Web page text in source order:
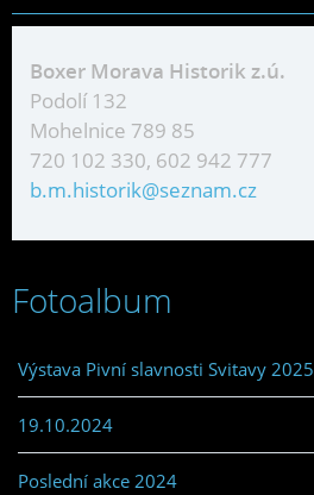
Boxer Morava Historik z.ú.
Podolí 132
Mohelnice 789 85
720 102 330, 602 942 777
b.m.historik@seznam.cz
Fotoalbum
Výstava Pivní slavnosti Svitavy 2025
19.10.2024
Poslední akce 2024